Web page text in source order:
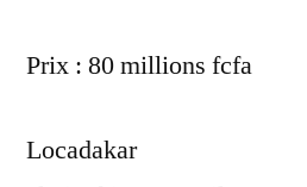
Prix : 80 millions fcfa
Locadakar